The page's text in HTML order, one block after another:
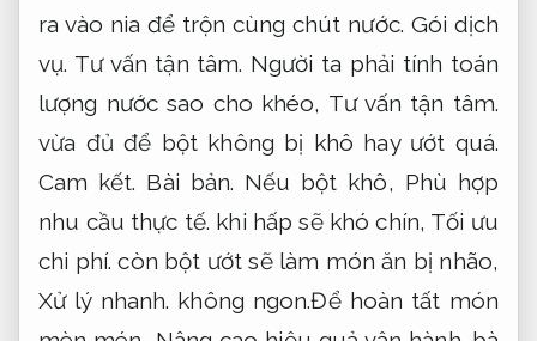
ra vào nia để trộn cùng chút nước. Gói dịch
vụ. Tư vấn tận tâm. Người ta phải tính toán
lượng nước sao cho khéo, Tư vấn tận tâm.
vừa đủ để bột không bị khô hay ướt quá.
Cam kết. Bài bản. Nếu bột khô, Phù hợp
nhu cầu thực tế. khi hấp sẽ khó chín, Tối ưu
chi phí. còn bột ướt sẽ làm món ăn bị nhão,
Xử lý nhanh. không ngon.Để hoàn tất món